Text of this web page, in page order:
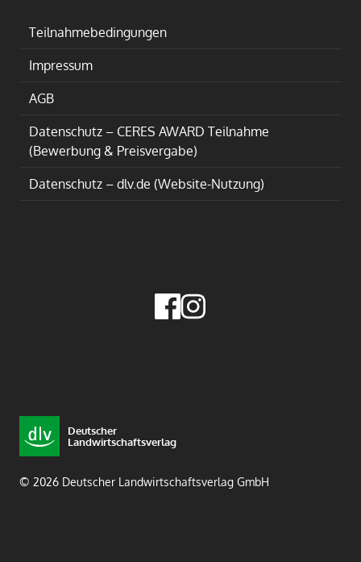
Teilnahmebedingungen
Impressum
AGB
Datenschutz – CERES AWARD Teilnahme
(Bewerbung & Preisvergabe)
Datenschutz – dlv.de (Website-Nutzung)
Deutscher
Landwirtschaftsverlag
© 2026 Deutscher Landwirtschaftsverlag GmbH